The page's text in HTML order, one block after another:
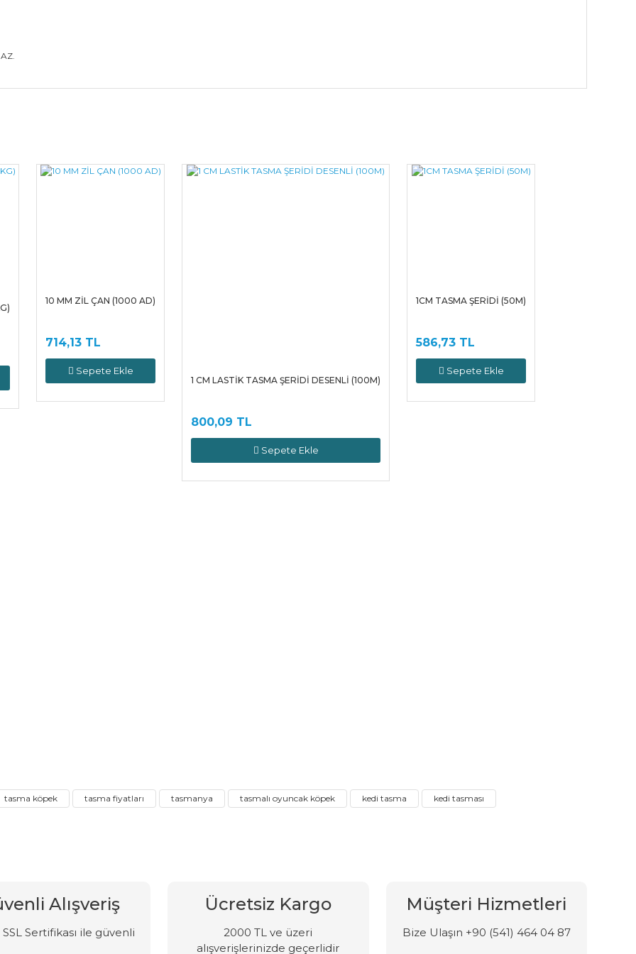
10 MM ZİL ÇAN (1000 AD)
714,13 TL
Sepete Ekle
1 CM LASTİK TASMA ŞERİDİ DESENLİ (100M)
800,09 TL
Sepete Ekle
1CM TASMA ŞERİDİ (50M)
586,73 TL
Sepete Ekle
tasma köpek tasma fiyatları tasmanya tasmalı oyuncak köpek kedi tasma kedi tasması
Alışveriş
Sertifikası ile güvenli
Ücretsiz Kargo
2000 TL ve üzeri
alışverişlerinizde geçerlidir
Müşteri Hizmetleri
Bize Ulaşın +90 (541) 464 04 87